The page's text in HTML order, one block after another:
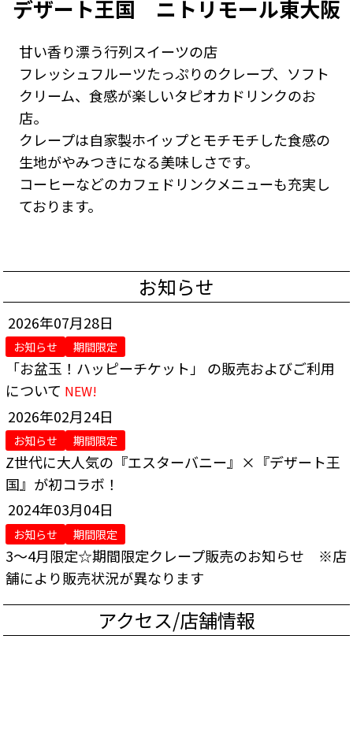
デザート王国 ニトリモール東大阪
甘い香り漂う行列スイーツの店
フレッシュフルーツたっぷりのクレープ、ソフト
クリーム、食感が楽しいタピオカドリンクのお
店。
クレープは自家製ホイップとモチモチした食感の
生地がやみつきになる美味しさです。
コーヒーなどのカフェドリンクメニューも充実し
ております。
お知らせ
2026年07月28日
お知らせ 期間限定
「お盆玉！ハッピーチケット」 の販売およびご利用
について NEW!
2026年02月24日
お知らせ 期間限定
Z世代に大人気の『エスターバニー』×『デザート王
国』が初コラボ！
2024年03月04日
お知らせ 期間限定
3～4月限定☆期間限定クレープ販売のお知らせ ※店
舗により販売状況が異なります
アクセス/店舗情報